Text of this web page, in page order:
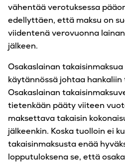
vähentää verotuksessa
edellyttäen, että maksu on
viidentenä verovuonna
jälkeen.
Osakaslainan
käytännössä johtaa
Osakaslainan
tietenkään pääty viiteen
maksettava takaisin
jälkeenkin. Koska tuolloin ei
takaisinmaksusta enää
lopputuloksena se, että